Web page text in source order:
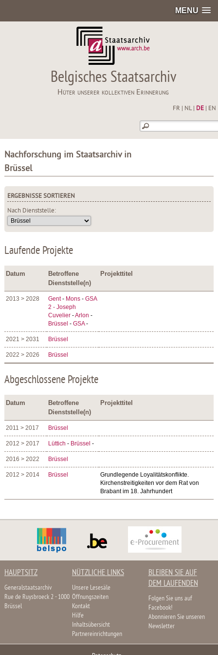
MENU
Belgisches Staatsarchiv
Hüter unserer kollektiven Erinnerung
FR NL| DE| EN
Nachforschung im Staatsarchiv in
Brüssel
ERGEBNISSE SORTIEREN
Nach Dienststelle:
Laufende Projekte
Datum
Betroffene
Dienststelle(n)
Projekttitel
2013 > 2028 Gent- Mons -GSA
2 - Joseph
Cuvelier -Arlon -
Brüssel -GSA-
2021 > 2031 Brüssel
2022 > 2026 Brüssel
Abgeschlossene Projekte
Datum
Betroffene
Dienststelle(n)
Projekttitel
2011 > 2017 Brüssel
2012 > 2017 Lüttich - Brüssel -
2016 > 2022 Brüssel
2012 > 2014 Brüssel
Grundlegende Loyalitätskonflikte.
Kirchenstreitigkeiten vor dem Rat von
Brabant im 18. Jahrhundert
HAUPTSITZ
Generalstaatsarchiv
Rue de Ruysbroeck 2 - 1000
Brüssel
NÜTZLICHE LINKS
Unsere Lesesäle
Öffnungszeiten
Kontakt
Hilfe
Inhaltsübersicht
Partnereinrichtungen
BLEIBEN SIE AUF
DEM LAUFENDEN
Folgen Sie uns auf
Facebook!
Abonnieren Sie unseren
Newsletter